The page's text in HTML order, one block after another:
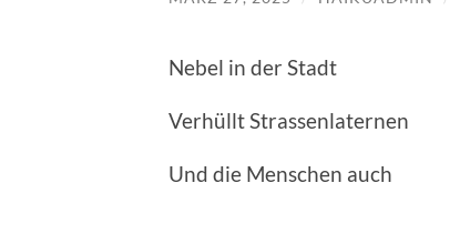
Nebel in der Stadt
Verhüllt Strassenlaternen
Und die Menschen auch